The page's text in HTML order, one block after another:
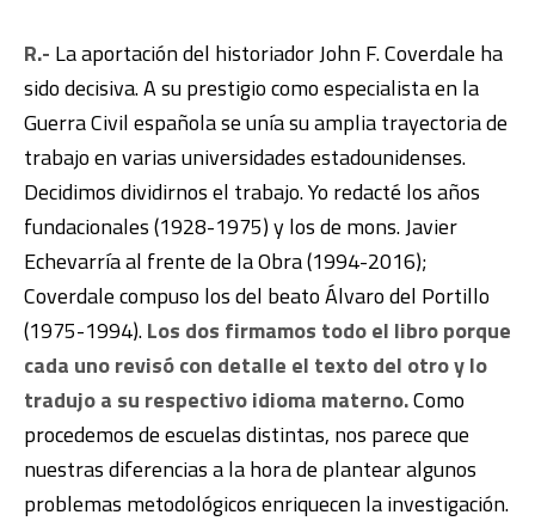
R.- La aportación del historiador John F. Coverdale ha
sido decisiva. A su prestigio como especialista en la
Guerra Civil española se unía su amplia trayectoria de
trabajo en varias universidades estadounidenses.
Decidimos dividirnos el trabajo. Yo redacté los años
fundacionales (1928-1975) y los de mons. Javier
Echevarría al frente de la Obra (1994-2016);
Coverdale compuso los del beato Álvaro del Portillo
(1975-1994).Los dos firmamos todo el libro porque
cada uno revisó con detalle el texto del otro y lo
tradujo a su respectivo idioma materno.Como
procedemos de escuelas distintas, nos parece que
nuestras diferencias a la hora de plantear algunos
problemas metodológicosenriquecen la investigación.